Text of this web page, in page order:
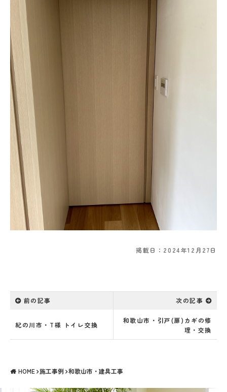
掲載日：2024年12月27日
前の記事
紀の川市・T様 トイレ交換
次の記事
和歌山市・引戸(扉)カギの修
理・交換
HOME 施工事例 和歌山市・建具工事